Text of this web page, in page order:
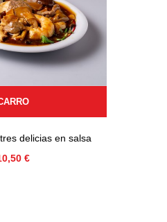
delicias en salsa
€